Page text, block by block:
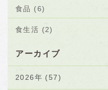
食品 (6)
食生活 (2)
アーカイブ
2026年 (57)